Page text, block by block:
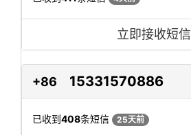
立即接收短信
+86 15331570886
已收到408条短信 25天前